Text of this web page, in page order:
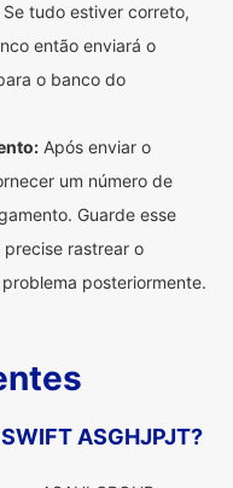
Se tudo estiver correto,
então enviará o
o banco do
Após enviar o
um número de
Guarde esse
precise rastrear o
posteriormente.
ASGHJPJT?